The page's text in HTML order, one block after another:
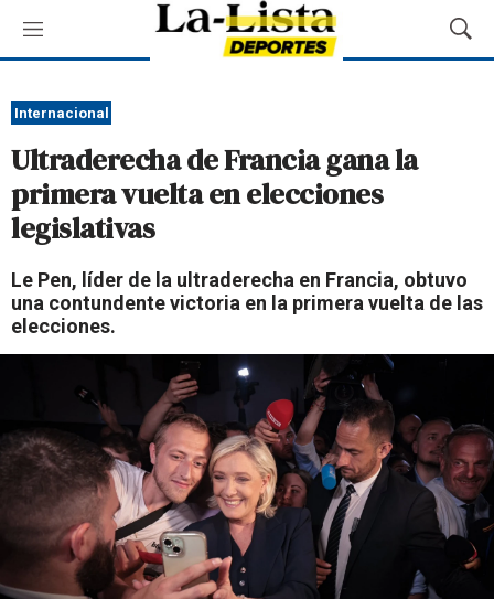
M
e
ú
M
o
q
u
e
Internacional
Ultraderecha de Francia gana la
primera vuelta en elecciones
legislativas
Le Pen, líder de la ultraderecha en Francia, obtuvo
una contundente victoria en la primera vuelta de las
elecciones.